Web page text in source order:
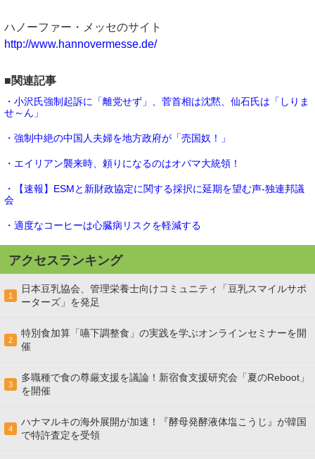
ハノーファー・メッセのサイト
http://www.hannovermesse.de/
■関連記事
・小沢氏強制起訴に「離党せず」、菅首相は沈黙、仙石氏は「しりま
せ～ん」
・強制中絶の中国人夫婦を地方政府が「売国奴！」
・エイリアン襲来時、頼りになるのはオバマ大統領！
・【速報】ESMと新財政協定に関する採択に延期を望む声-独連邦議
会
・適度なコーヒーは心臓病リスクを軽減する
アクセスランキング
1
日本豆乳協会、管理栄養士向けコミュニティ「豆乳スマイルサポ
ーターズ」を発足
2
特別食加算「嚥下調整食」の実践を学ぶオンラインセミナーを開
催
3
多職種で食の尊厳支援を議論！新宿食支援研究会「夏のReboot」
を開催
4
ハナマルキの海外展開が加速！『酵母発酵液体塩こうじ』が韓国
で特許査定を受領